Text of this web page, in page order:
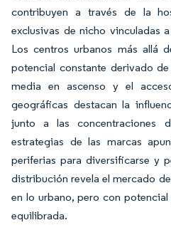
contribuyen a través de la
exclusivas de nicho vinculadas
Los centros urbanos más allá
potencial constante derivado
media en ascenso y el
geográficas destacan la
junto a las concentraciones
estrategias de las marcas
periferias para diversificarse y
distribución revela el mercado
en lo urbano, pero con
equilibrada.